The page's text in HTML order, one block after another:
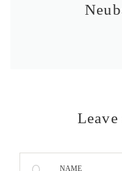
Leave
NAME